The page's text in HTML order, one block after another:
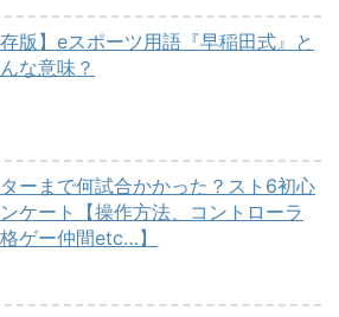
存版】eスポーツ用語『早稲田式』と
な意味？
ーまで何試合かかった？スト6初心
ケート【操作方法、コントローラ
ゲー仲間etc…】